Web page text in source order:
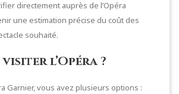
directement auprès de l’Opéra
une estimation précise du coût des
souhaité.
l’Opéra ?
Garnier, vous avez plusieurs options :